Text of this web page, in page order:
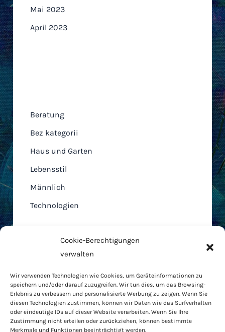
Cookie-Berechtigungen
verwalten
Wir verwenden Technologien wie Cookies, um Geräteinformationen zu
speichern und/oder darauf zuzugreifen. Wir tun dies, um das Browsing-
Erlebnis zu verbessern und personalisierte Werbung zu zeigen. Wenn Sie
diesen Technologien zustimmen, können wir Daten wie das Surfverhalten
oder eindeutige IDs auf dieser Website verarbeiten. Wenn Sie Ihre
Zustimmung nicht erteilen oder zurückziehen, können bestimmte
Merkmale und Funktionen beeinträchtigt werden.
Mai 2023
April 2023
Beratung
Bez kategorii
Haus und Garten
Lebensstil
Männlich
Technologien
AGB
Cookie-Richtlinie
Datenschutzbestimmungen
RODO